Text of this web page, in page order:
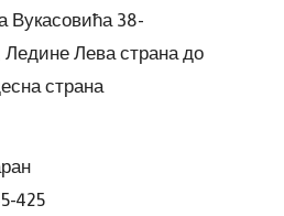
Вукасовића 38-
Ледине Лева страна до
страна
425